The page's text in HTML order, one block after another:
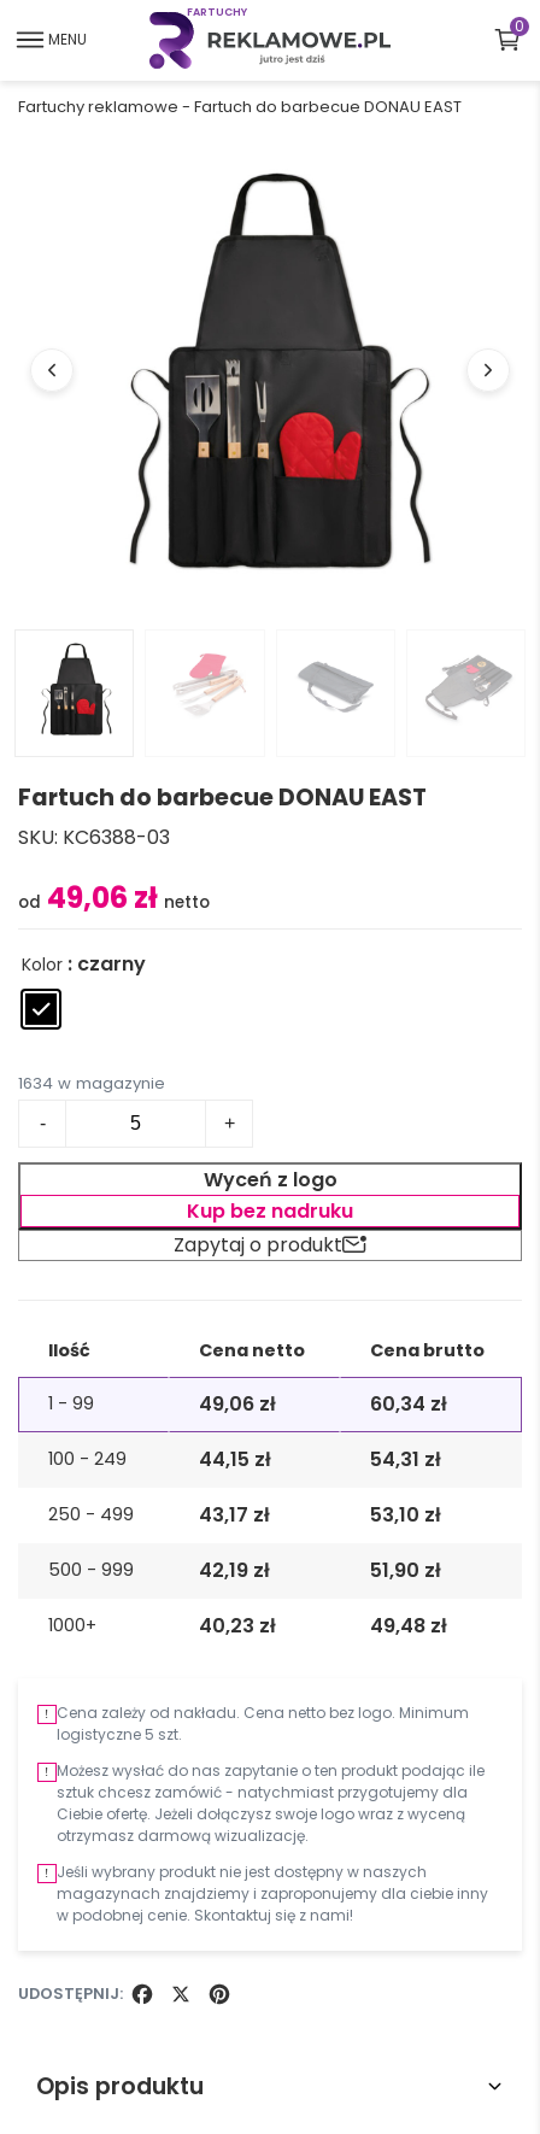
MENU
FARTUCHY
0
Fartuchy reklamowe - Fartuch do barbecue DONAU EAST
Fartuch do barbecue DONAU EAST
SKU: KC6388-03
49,06 zł
Kolor : czarny
1634 w magazynie
-
do
barbecue
DONAU
EAST
+
Zapytaj o produkt
Wyceń z logo
Kup bez nadruku
Ilość Cena netto Cena brutto
1 - 99 49,06 zł 60,34 zł
100 - 249 44,15 zł 54,31 zł
250 - 499 43,17 zł 53,10 zł
500 - 999 42,19 zł 51,90 zł
1000+ 40,23 zł 49,48 zł
Cena zależy od nakładu. Cena netto bez logo. Minimum
logistyczne 5 szt.
Możesz wysłać do nas zapytanie o ten produkt podając ile
sztuk chcesz zamówić - natychmiast przygotujemy dla
Ciebie ofertę. Jeżeli dołączysz swoje logo wraz z wyceną
otrzymasz darmową wizualizację.
Jeśli wybrany produkt nie jest dostępny w naszych
magazynach znajdziemy i zaproponujemy dla ciebie inny
w podobnej cenie. Skontaktuj się z nami!
UDOSTĘPNIJ:
Opis produktu